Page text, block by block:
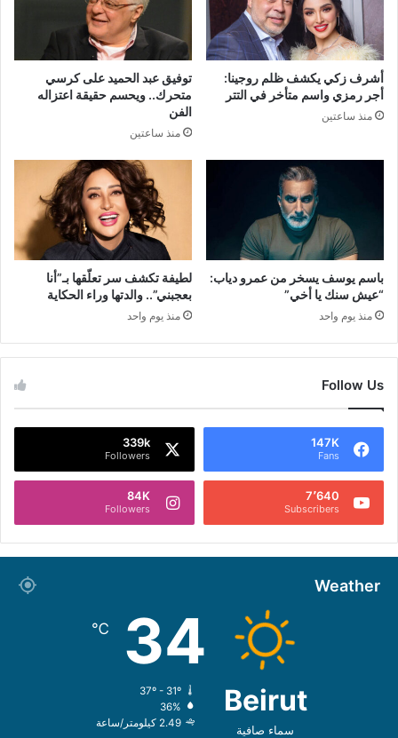
أشرف زكي يكشف ظلم روجينا:
أجر رمزي واسم متأخر في التتر
منذ ساعتين
توفيق عبد الحميد على كرسي
متحرك.. ويحسم حقيقة اعتزاله
الفن
منذ ساعتين
باسم يوسف يسخر من عمرو دياب:
“عيش سنك يا أخي”
منذ يوم واحد
لطيفة تكشف سر تعلّقها بـ”أنا
بعجبني”.. والدتها وراء الحكاية
منذ يوم واحد
Follow Us
147K
Fans
339k
Followers
7٬640
Subscribers
84K
Followers
Weather
Beirut
سماء صافية
34
℃
37º - 31º
36%
2.49 كيلومتر/ساعة